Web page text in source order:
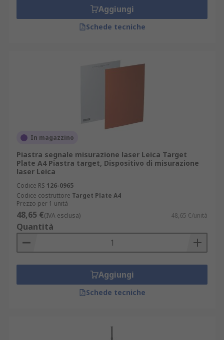
Aggiungi
Schede tecniche
In magazzino
Piastra segnale misurazione laser Leica Target
Plate A4 Piastra target, Dispositivo di misurazione
laser Leica
Codice RS 126-0965
Codice costruttore Target Plate A4
Prezzo per 1 unità
48,65 €(IVA esclusa) 48,65 €/unità
Quantità
Aggiungi
Schede tecniche